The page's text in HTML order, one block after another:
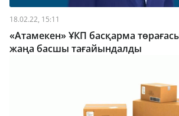
18.02.22, 15:11
«Атамекен» ҰКП басқарма
жаңа басшы тағайындалды